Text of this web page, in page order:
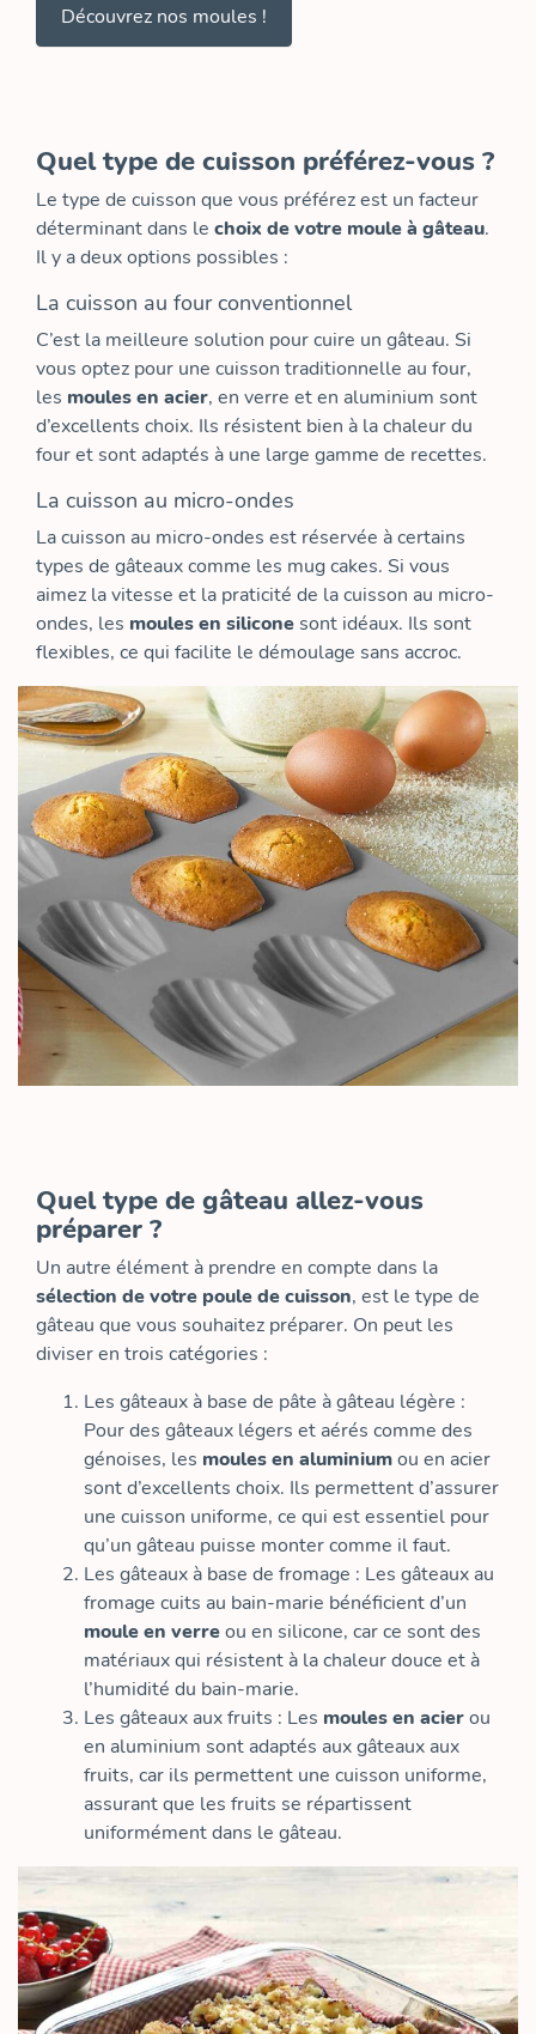
Découvrez nos moules !
Quel type de cuisson préférez-vous ?
Le type de cuisson que vous préférez est un facteur
déterminant dans le choix de votre moule à gâteau.
Il y a deux options possibles :
La cuisson au four conventionnel
C’est la meilleure solution pour cuire un gâteau. Si
vous optez pour une cuisson traditionnelle au four,
les moules en acier, en verre et en aluminium sont
d’excellents choix. Ils résistent bien à la chaleur du
four et sont adaptés à une large gamme de recettes.
La cuisson au micro-ondes
La cuisson au micro-ondes est réservée à certains
types de gâteaux comme les mug cakes. Si vous
aimez la vitesse et la praticité de la cuisson au micro-
ondes, les moules en siliconesont idéaux. Ils sont
flexibles, ce qui facilite le démoulage sans accroc.
Quel type de gâteau allez-vous
préparer ?
Un autre élément à prendre en compte dans la
sélection de votre poule de cuisson, est le type de
gâteau que vous souhaitez préparer. On peut les
diviser en trois catégories :
Les gâteaux à base de pâte à gâteau légère :
Pour des gâteaux légers et aérés comme des
génoises, les moules en aluminiumou en acier
sont d’excellents choix. Ils permettent d’assurer
une cuisson uniforme, ce qui est essentiel pour
qu’un gâteau puisse monter comme il faut.
Les gâteaux à base de fromage : Les gâteaux au
fromage cuits au bain-marie bénéficient d’un
moule en verreou en silicone, car ce sont des
matériaux qui résistent à la chaleur douce et à
l’humidité du bain-marie.
Les gâteaux aux fruits : Les moules en acierou
en aluminium sont adaptés aux gâteaux aux
fruits, car ils permettent une cuisson uniforme,
assurant que les fruits se répartissent
uniformément dans le gâteau.